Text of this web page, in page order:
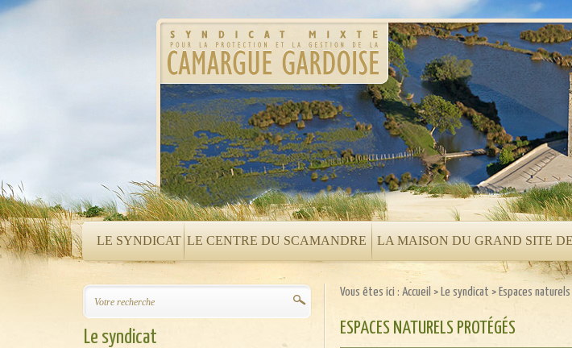
LE SYNDICAT LE CENTRE DU SCAMANDRE LA MAISON DU GRAND SITE
Le syndicat
Vous êtes ici : Accueil > Le syndicat > Espaces
ESPACES NATURELS PROTÉGÉS